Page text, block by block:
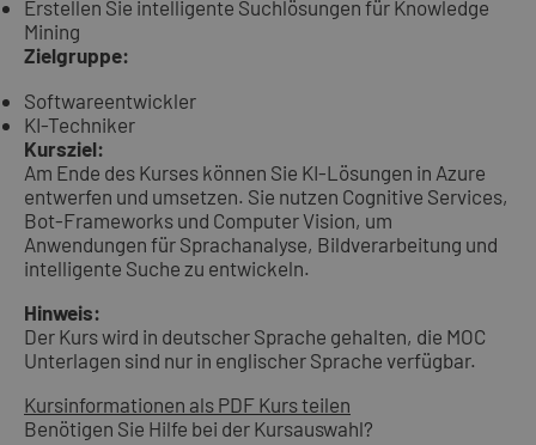
Erstellen Sie intelligente Suchlösungen für Knowledge
Mining
Zielgruppe:
Softwareentwickler
KI-Techniker
Kursziel:
Am Ende des Kurses können Sie KI-Lösungen in Azure
entwerfen und umsetzen. Sie nutzen Cognitive Services,
Bot-Frameworks und Computer Vision, um
Anwendungen für Sprachanalyse, Bildverarbeitung und
intelligente Suche zu entwickeln.
Hinweis:
Der Kurs wird in deutscher Sprache gehalten, die MOC
Unterlagen sind nur in englischer Sprache verfügbar.
Kursinformationen als PDF Kurs teilen
Benötigen Sie Hilfe bei der Kursauswahl?